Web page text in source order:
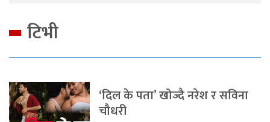
टिभी
‘दिल के पता’ खोज्दै नरेश र सविना
चौधरी